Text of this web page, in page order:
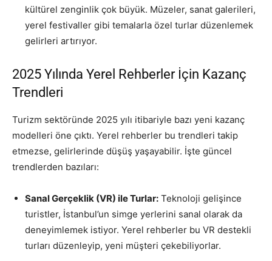
kültürel zenginlik çok büyük. Müzeler, sanat galerileri,
yerel festivaller gibi temalarla özel turlar düzenlemek
gelirleri artırıyor.
2025 Yılında Yerel Rehberler İçin Kazanç
Trendleri
Turizm sektöründe 2025 yılı itibariyle bazı yeni kazanç
modelleri öne çıktı. Yerel rehberler bu trendleri takip
etmezse, gelirlerinde düşüş yaşayabilir. İşte güncel
trendlerden bazıları:
Sanal Gerçeklik (VR) ile Turlar: Teknoloji gelişince
turistler, İstanbul’un simge yerlerini sanal olarak da
deneyimlemek istiyor. Yerel rehberler bu VR destekli
turları düzenleyip, yeni müşteri çekebiliyorlar.